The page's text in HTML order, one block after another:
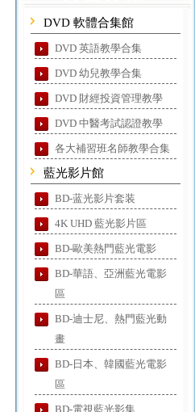
DVD 軟體合集館
DVD 英語教學合集
DVD 幼兒教學合集
DVD 財經投資管理教學
DVD 中醫考試認證教學
各大補習班名師教學合集
藍光影片館
BD-蓝光影片套装
4K UHD 藍光影片區
BD-歐美熱門藍光電影
BD-華語、亞洲藍光電影
區
BD-迪士尼、熱門藍光動
畫
BD-日本、韓國藍光電影
區
BD-電視藍光影集